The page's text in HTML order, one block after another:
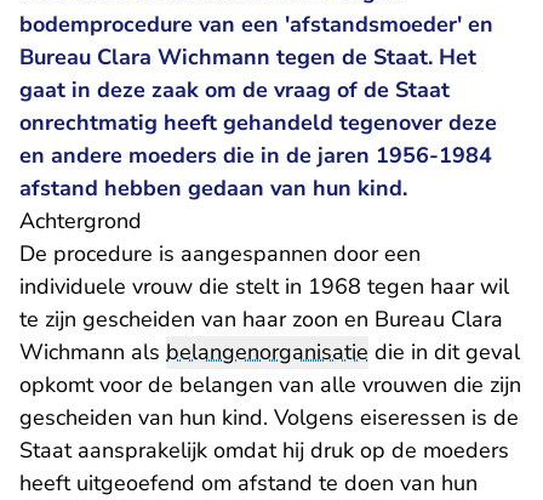
bodemprocedure van een 'afstandsmoeder' en
Bureau Clara Wichmann tegen de Staat. Het
gaat in deze zaak om de vraag of de Staat
onrechtmatig heeft gehandeld tegenover deze
en andere moeders die in de jaren 1956-1984
afstand hebben gedaan van hun kind.
Achtergrond
De procedure is aangespannen door een
individuele vrouw die stelt in 1968 tegen haar wil
te zijn gescheiden van haar zoon en Bureau Clara
Wichmann als belangenorganisatie die in dit geval
opkomt voor de belangen van alle vrouwen die zijn
gescheiden van hun kind. Volgens eiseressen is de
Staat aansprakelijk omdat hij druk op de moeders
heeft uitgeoefend om afstand te doen van hun